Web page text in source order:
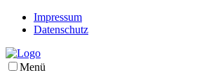
Impressum
Datenschutz
Menü